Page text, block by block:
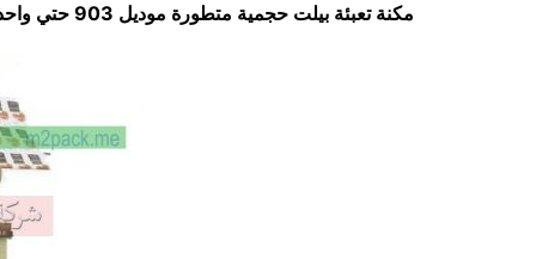
مكنة تعبئة بيلت حجمية متطورة موديل 903 حتي واحد كيلو ماركة مهندس منسي